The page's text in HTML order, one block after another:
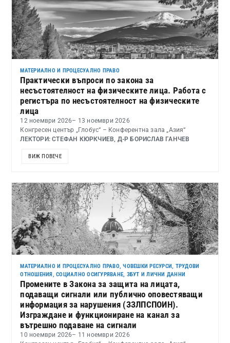
МАТЕРИАЛНО И ПРОЦЕСУАЛНО ПРАВО
Практически въпроси по закона за
несъстоятелност на физическите лица. Работа с
регистъра по несъстоятелност на физическите
лица
12 ноември 2026– 13 ноември 2026
Конгресен център „Глобус“ – Конферентна зала „Азия“
ЛЕКТОРИ: СТЕФАН КЮРКЧИЕВ, Д-Р БОРИСЛАВ ГАНЧЕВ
ВИЖ ПОВЕЧЕ
МАТЕРИАЛНО И ПРОЦЕСУАЛНО ПРАВО,ЧОВЕШКИ РЕСУРСИ, ТРУДОВИ
ОТНОШЕНИЯ, СОЦИАЛНО ОСИГУРЯВАНЕ, ЗБУТ И ЛИЧНИ ДАННИ
Промените в Закона за защита на лицата,
подаващи сигнали или публично оповестяващи
информация за нарушения (ЗЗЛПСПОИН).
Изграждане и функциониране на канал за
вътрешно подаване на сигнали
10 ноември 2026– 11 ноември 2026